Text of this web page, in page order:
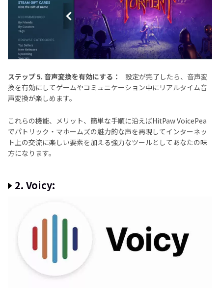
ステップ 5. 音声変換を有効にする：
設定が完了したら、音声変
換を有効にしてゲームやコミュニケーション中にリアルタイム音
声変換が楽しめます。
これらの機能、メリット、簡単な手順に沿えばHitPaw VoicePea
でパトリック・マホームズの魅力的な声を再現してインターネッ
ト上の交流に楽しい要素を加える強力なツールとしてあなたの味
方になります。
2. Voicy: